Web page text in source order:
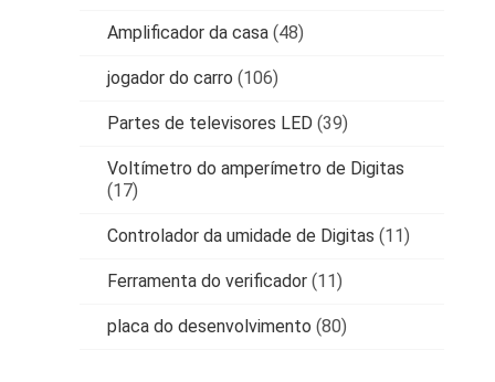
Amplificador da casa (48)
jogador do carro (106)
Partes de televisores LED (39)
Voltímetro do amperímetro de Digitas
(17)
Controlador da umidade de Digitas (11)
Ferramenta do verificador (11)
placa do desenvolvimento (80)